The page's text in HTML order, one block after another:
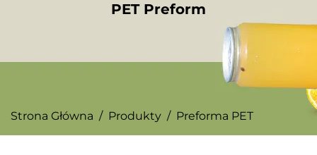
Strona Główna / Produkty / Preforma PET
PET Preform